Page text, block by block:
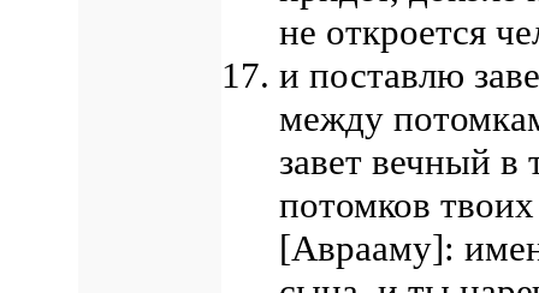
не откроется
и поставлю
между
завет вечный
потомков
[Аврааму]: